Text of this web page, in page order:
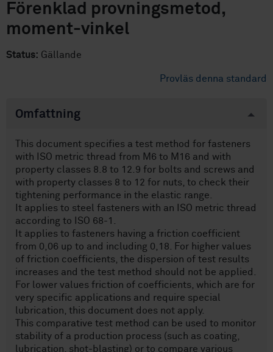
Förenklad provningsmetod,
moment-vinkel
Status: Gällande
Provläs denna standard
Omfattning
This document specifies a test method for fasteners
with ISO metric thread from M6 to M16 and with
property classes 8.8 to 12.9 for bolts and screws and
with property classes 8 to 12 for nuts, to check their
tightening performance in the elastic range.
It applies to steel fasteners with an ISO metric thread
according to ISO 68-1.
It applies to fasteners having a friction coefficient
from 0,06 up to and including 0,18. For higher values
of friction coefficients, the dispersion of test results
increases and the test method should not be applied.
For lower values friction of coefficients, which are for
very specific applications and require special
lubrication, this document does not apply.
This comparative test method can be used to monitor
stability of a production process (such as coating,
lubrication, shot-blasting) or to compare various